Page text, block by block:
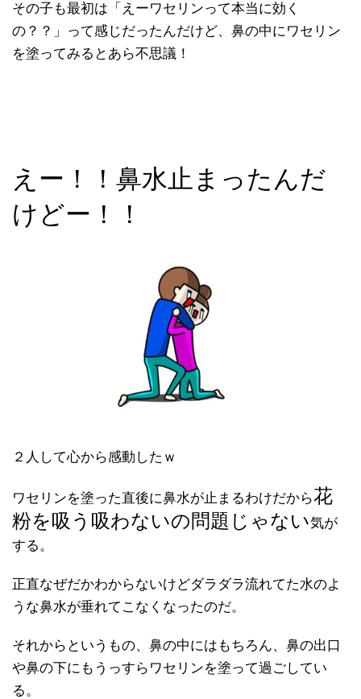
その子も最初は「えーワセリンって本当に効く
の？？」って感じだったんだけど、鼻の中にワセリン
を塗ってみるとあら不思議！
えー！！鼻水止まったんだ
けどー！！
２人して心から感動したｗ
ワセリンを塗った直後に鼻水が止まるわけだから花
粉を吸う吸わないの問題じゃない気が
する。
正直なぜだかわからないけどダラダラ流れてた水のよ
うな鼻水が垂れてこなくなったのだ。
それからというもの、鼻の中にはもちろん、鼻の出口
や鼻の下にもうっすらワセリンを塗って過ごしてい
る。